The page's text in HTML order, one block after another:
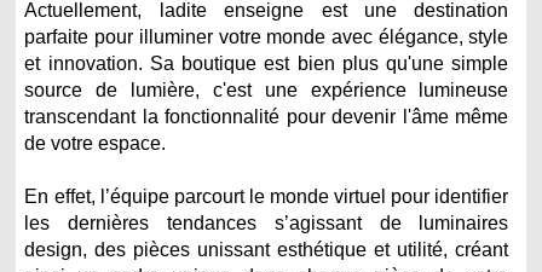
Actuellement, ladite enseigne est une destination
parfaite pour illuminer votre monde avec élégance, style
et innovation. Sa boutique est bien plus qu'une simple
source de lumière, c'est une expérience lumineuse
transcendant la fonctionnalité pour devenir l'âme même
de votre espace.
En effet, l’équipe parcourt le monde virtuel pour identifier
les dernières tendances s’agissant de luminaires
design, des pièces unissant esthétique et utilité, créant